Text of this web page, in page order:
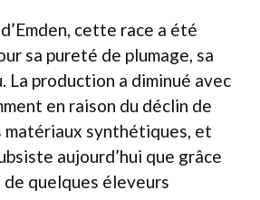
cette race a été
sa pureté de plumage, sa
La production a diminué avec
en raison du déclin de
matériaux synthétiques, et
aujourd’hui que grâce
de quelques éleveurs